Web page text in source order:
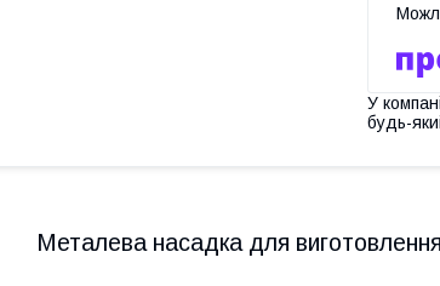
У
будь-
Металева насадка для